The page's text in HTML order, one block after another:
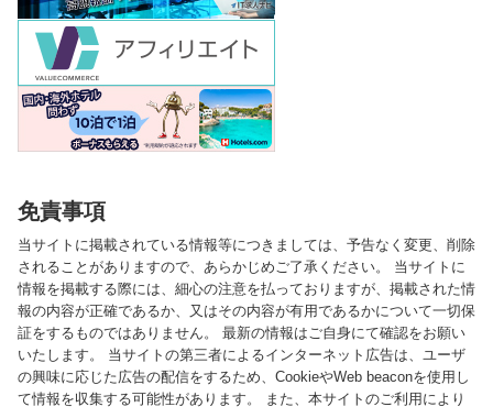
免責事項
当サイトに掲載されている情報等につきましては、予告なく変更、削除
されることがありますので、あらかじめご了承ください。 当サイトに
情報を掲載する際には、細心の注意を払っておりますが、掲載された情
報の内容が正確であるか、又はその内容が有用であるかについて一切保
証をするものではありません。 最新の情報はご自身にて確認をお願い
いたします。 当サイトの第三者によるインターネット広告は、ユーザ
の興味に応じた広告の配信をするため、CookieやWeb beaconを使用し
て情報を収集する可能性があります。 また、本サイトのご利用により